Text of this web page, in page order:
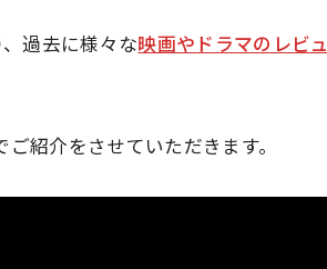
過去に様々な映画やドラマのレビュ
ご紹介をさせていただきます。